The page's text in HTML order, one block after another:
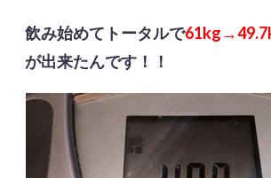
飲み始めてトータルで
が出来たんです！！